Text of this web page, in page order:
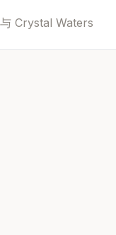
Crystal Waters